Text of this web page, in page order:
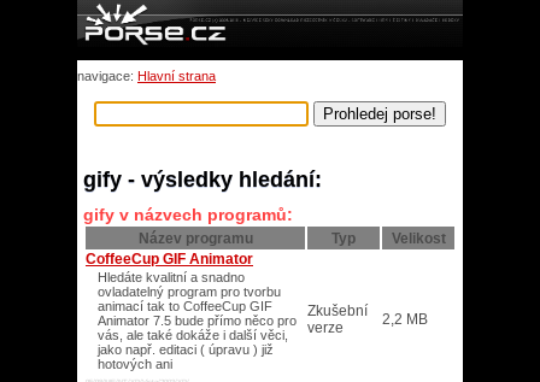
navigace: Hlavní strana
gify - výsledky hledání:
gify v názvech programů:
Název programu Typ
Velikost
CoffeeCup GIF Animator
Hledáte kvalitní a snadno
ovladatelný program pro tvorbu
animací tak to CoffeeCup GIF
Animator 7.5 bude přímo něco pro
vás, ale také dokáže i další věci,
jako např. editaci ( úpravu ) již
hotových ani
Zkušební
verze
2,2 MB